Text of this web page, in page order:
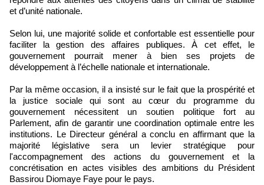
et d’unité nationale.
Selon lui, une majorité solide et confortable est essentielle pour
faciliter la gestion des affaires publiques. À cet effet, le
gouvernement pourrait mener à bien ses projets de
développement à l’échelle nationale et internationale.
Par la même occasion, il a insisté sur le fait que la prospérité et
la justice sociale qui sont au cœur du programme du
gouvernement nécessitent un soutien politique fort au
Parlement, afin de garantir une coordination optimale entre les
institutions. Le Directeur général a conclu en affirmant que la
majorité législative sera un levier stratégique pour
l'accompagnement des actions du gouvernement et la
concrétisation en actes visibles des ambitions du Président
Bassirou Diomaye Faye pour le pays.